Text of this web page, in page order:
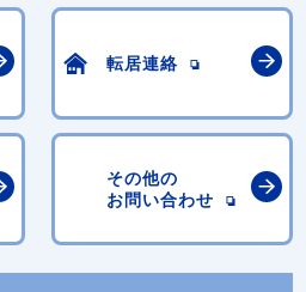
転居連絡
その他の
お問い合わせ